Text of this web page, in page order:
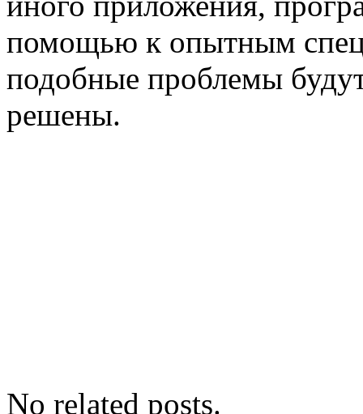
помощью к опытным
подобные проблемы
решены.
No related posts.